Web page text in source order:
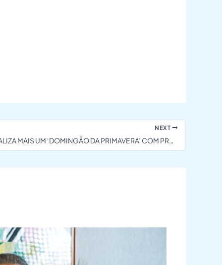
NEXT
SESC RO REALIZA MAIS UM ‘DOMINGÃO DA PRIMAVERA’ COM PROGRAMAÇÃO ESPECIAL